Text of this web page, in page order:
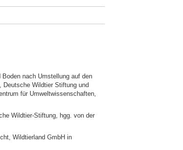
nach Umstellung auf den
Deutsche Wildtier Stiftung und
für Umweltwissenschaften,
Wildtier-Stiftung, hgg. von der
Wildtierland GmbH in